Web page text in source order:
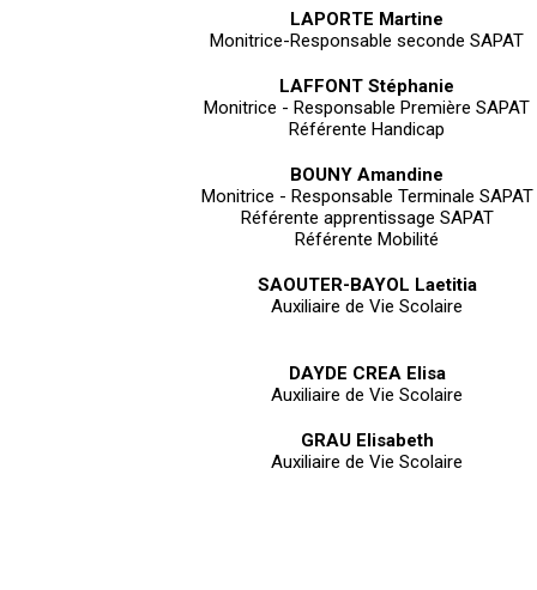
LAPORTE Martine
Monitrice-Responsable seconde SAPAT
LAFFONT Stéphanie
Monitrice - Responsable Première SAPAT
Référente Handicap
BOUNY Amandine
Monitrice - Responsable Terminale SAPAT
Référente apprentissage SAPAT
Référente Mobilité
SAOUTER-BAYOL Laetitia
Auxiliaire de Vie Scolaire
DAYDE CREA Elisa
Auxiliaire de Vie Scolaire
GRAU Elisabeth
Auxiliaire de Vie Scolaire